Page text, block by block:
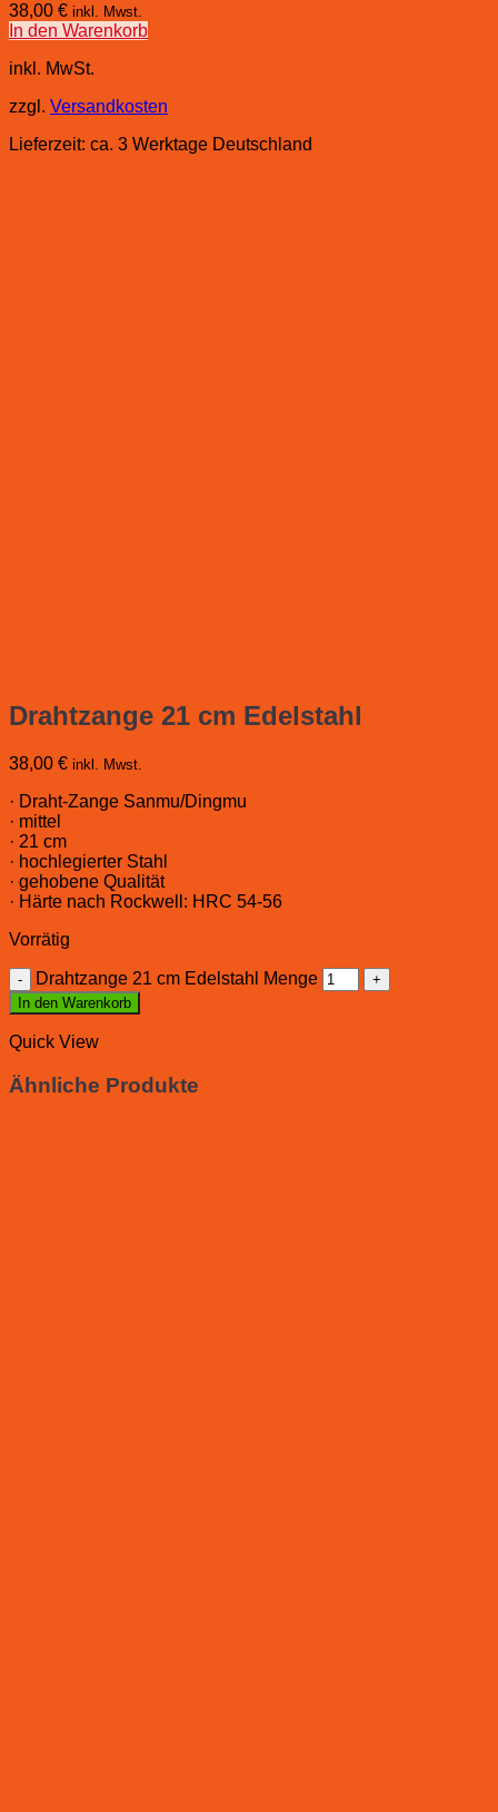
38,00 € inkl. Mwst.
In den Warenkorb
inkl. MwSt.
zzgl. Versandkosten
Lieferzeit: ca. 3 Werktage Deutschland
Drahtzange 21 cm Edelstahl
38,00 € inkl. Mwst.
· Draht-Zange Sanmu/Dingmu
· mittel
· 21 cm
· hochlegierter Stahl
· gehobene Qualität
· Härte nach Rockwell: HRC 54-56
Vorrätig
Drahtzange 21 cm Edelstahl Menge
In den Warenkorb
Quick View
Ähnliche Produkte